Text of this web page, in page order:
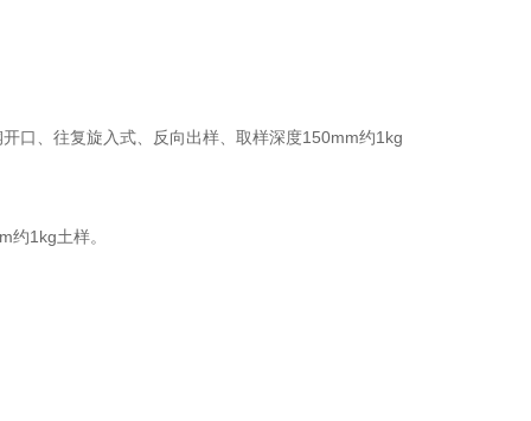
口、往复旋入式、反向出样、取样深度150mm约1kg
1kg土样。